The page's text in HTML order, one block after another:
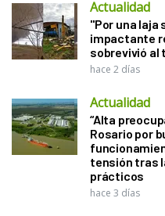
Actualidad
"Por una laja
impactante
sobrevivió al
hace 2 días
Actualidad
“Alta
Rosario por
tensión tras
prácticos
hace 3 días